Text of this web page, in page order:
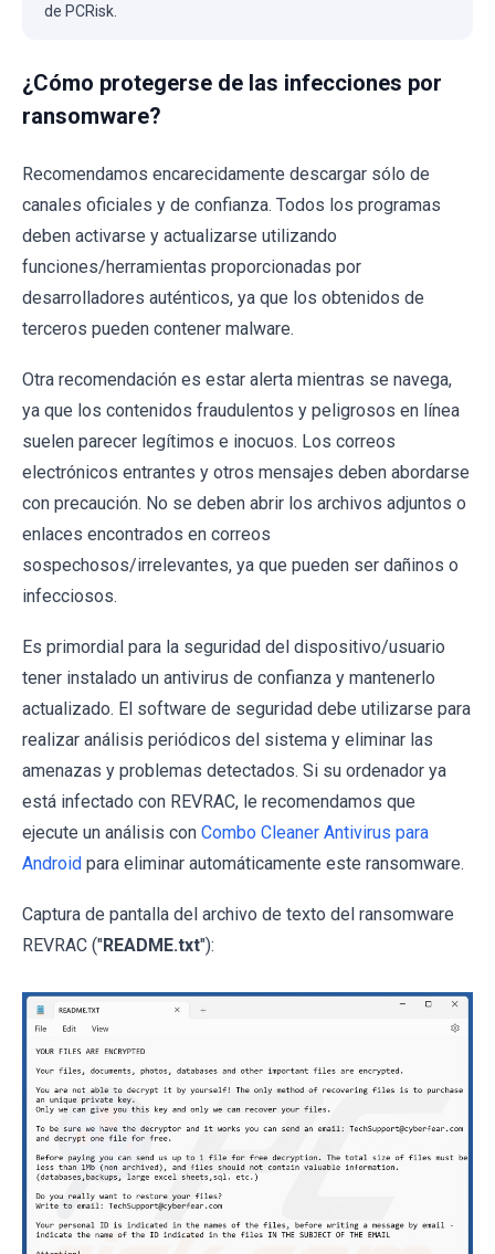
de PCRisk.
¿Cómo protegerse de las infecciones por
ransomware?
Recomendamos encarecidamente descargar sólo de
canales oficiales y de confianza. Todos los programas
deben activarse y actualizarse utilizando
funciones/herramientas proporcionadas por
desarrolladores auténticos, ya que los obtenidos de
terceros pueden contener malware.
Otra recomendación es estar alerta mientras se navega,
ya que los contenidos fraudulentos y peligrosos en línea
suelen parecer legítimos e inocuos. Los correos
electrónicos entrantes y otros mensajes deben abordarse
con precaución. No se deben abrir los archivos adjuntos o
enlaces encontrados en correos
sospechosos/irrelevantes, ya que pueden ser dañinos o
infecciosos.
Es primordial para la seguridad del dispositivo/usuario
tener instalado un antivirus de confianza y mantenerlo
actualizado. El software de seguridad debe utilizarse para
realizar análisis periódicos del sistema y eliminar las
amenazas y problemas detectados. Si su ordenador ya
está infectado con REVRAC, le recomendamos que
ejecute un análisis con Combo Cleaner Antivirus para
Android para eliminar automáticamente este ransomware.
Captura de pantalla del archivo de texto del ransomware
REVRAC ("README.txt"):